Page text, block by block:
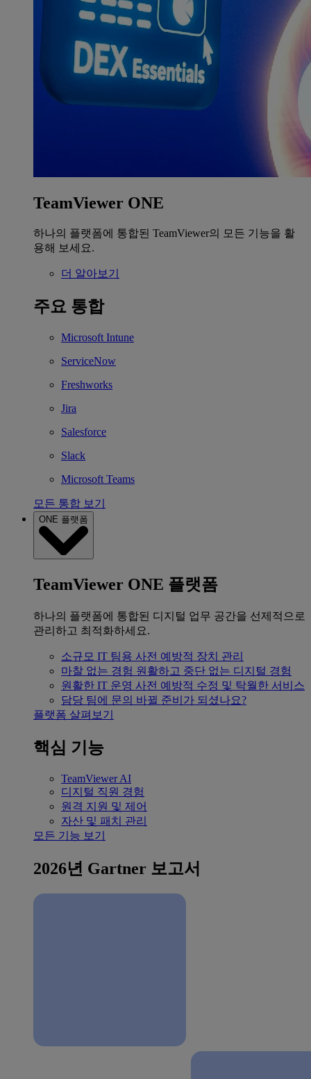
TeamViewer ONE
하나의 플랫폼에 통합된 TeamViewer의 모든 기능을 활
용해 보세요.
더 알아보기
주요 통합
Microsoft Intune
ServiceNow
Freshworks
Jira
Salesforce
Slack
Microsoft Teams
모든 통합 보기
ONE 플랫폼
TeamViewer ONE 플랫폼
하나의 플랫폼에 통합된 디지털 업무 공간을 선제적으로
관리하고 최적화하세요.
소규모 IT 팀용 사전 예방적 장치 관리
마찰 없는 경험 원활하고 중단 없는 디지털 경험
원활한 IT 운영 사전 예방적 수정 및 탁월한 서비스
담당 팀에 문의 바뀔 준비가 되셨나요?
플랫폼 살펴보기
핵심 기능
TeamViewer AI
디지털 직원 경험
원격 지원 및 제어
자산 및 패치 관리
모든 기능 보기
2026년 Gartner 보고서